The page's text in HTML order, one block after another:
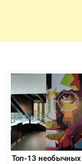
Топ-13 необычных